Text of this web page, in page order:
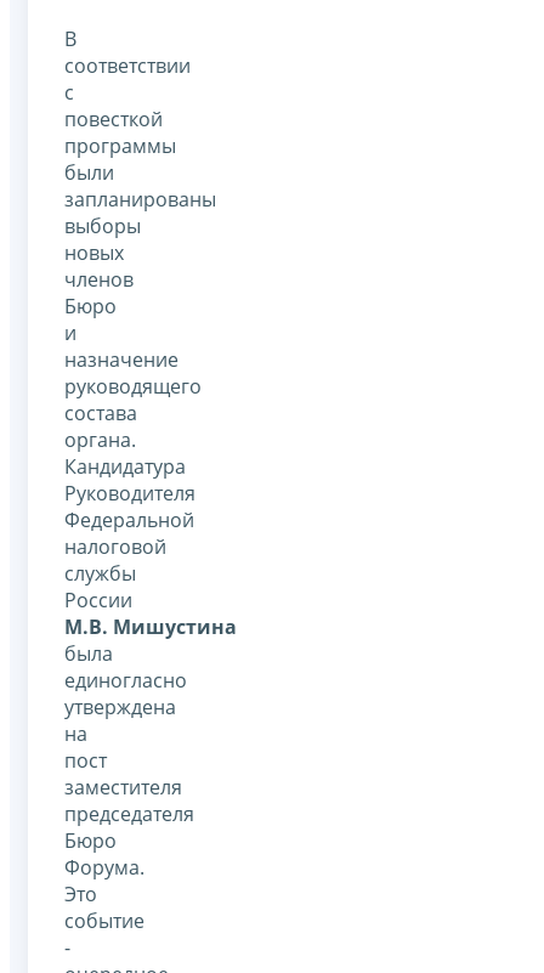
В
соответствии
с
повесткой
программы
были
запланированы
выборы
новых
членов
Бюро
и
назначение
руководящего
состава
органа.
Кандидатура
Руководителя
Федеральной
налоговой
службы
России
М.В. Мишустина
была
единогласно
утверждена
на
пост
заместителя
председателя
Бюро
Форума.
Это
событие
-